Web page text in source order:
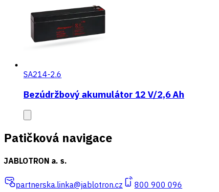
SA214-2.6
Bezúdržbový akumulátor 12 V/2,6 Ah
Patičková navigace
JABLOTRON a. s.
partnerska.linka@jablotron.cz 800 900 096